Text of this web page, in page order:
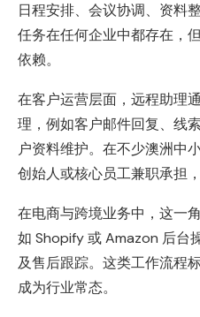
日程安排、会议协调、资料
任务在任何企业中都存在，
依赖。
在客户运营层面，远程助理
理，例如客户邮件回复、线
户资料维护。在不少澳洲中
创始人或核心员工兼职承担
在电商与跨境业务中，这一
如 Shopify 或 Amazon 后台
及售后跟踪。这类工作流程
成为行业常态。